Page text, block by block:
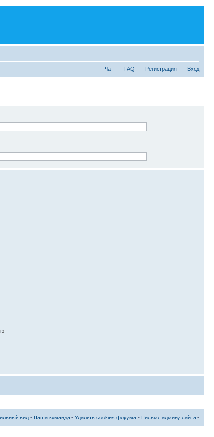
Чат FAQ Регистрация Вход
вид • Наша команда • Удалить cookies форума • Письмо админу сайта •